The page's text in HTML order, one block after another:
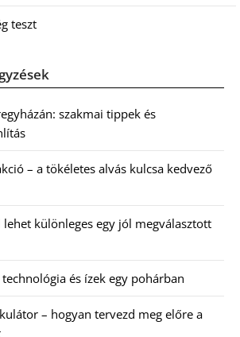
teszt
szakmai tippek és
– a tökéletes alvás kulcsa kedvező
lehet különleges egy jól megválasztott
és ízek egy pohárban
– hogyan tervezd meg előre a